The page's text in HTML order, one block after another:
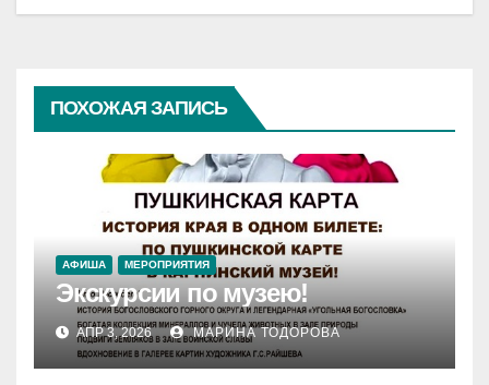
ПОХОЖАЯ ЗАПИСЬ
АФИША МЕРОПРИЯТИЯ
Экскурсии по музею!
АПР 3, 2026 МАРИНА ТОДОРОВА